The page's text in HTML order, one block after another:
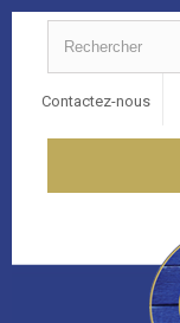
Contactez-nous